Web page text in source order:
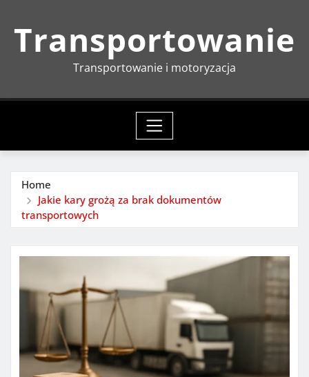
Transportowanie
Transportowanie i motoryzacja
Home
Jakie kary grożą za brak dokumentów
transportowych